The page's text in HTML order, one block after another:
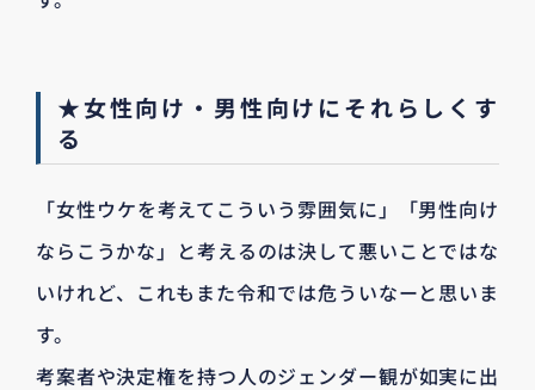
★女性向け・男性向けにそれらしくす
る
「女性ウケを考えてこういう雰囲気に」「男性向け
ならこうかな」と考えるのは決して悪いことではな
いけれど、これもまた令和では危ういなーと思いま
す。
考案者や決定権を持つ人のジェンダー観が如実に出